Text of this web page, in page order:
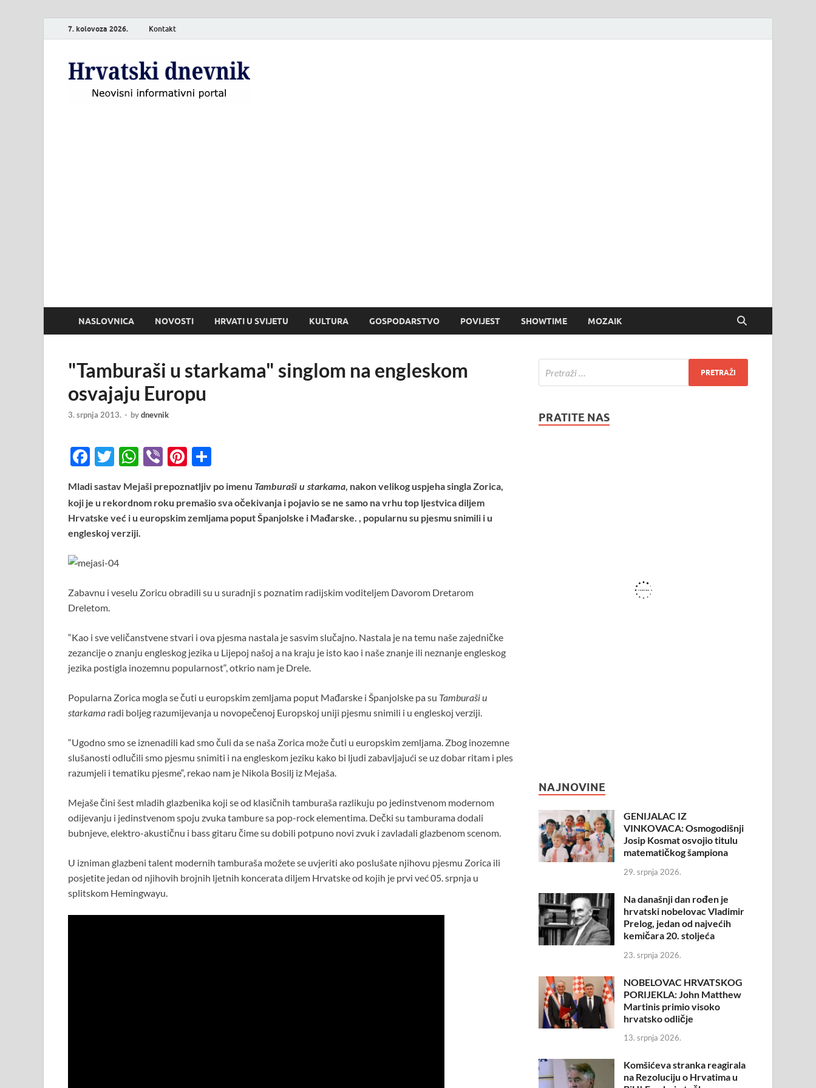
7. kolovoza 2026. Kontakt
NASLOVNICA NOVOSTI HRVATI U SVIJETU KULTURA GOSPODARSTVO POVIJEST SHOWTIME MOZAIK
"Tamburaši u starkama" singlom na engleskom
osvajaju Europu
3. srpnja 2013. - bydnevnik
F
e
b
o
o
k
T
itt
er
W
at
s
A
Vi
er
Pi
er
es
ar
e
Mladi sastav Mejaši prepoznatljiv po imenu Tamburaši u starkama, nakon velikog uspjeha singla Zorica,
koji je u rekordnom roku premašio sva očekivanja i pojavio se ne samo na vrhu top ljestvica diljem
Hrvatske već i u europskim zemljama poput Španjolske i Mađarske. , popularnu su pjesmu snimili i u
engleskoj verziji.
Zabavnu i veselu Zoricu obradili su u suradnji s poznatim radijskim voditeljem Davorom Dretarom
Dreletom.
“Kao i sve veličanstvene stvari i ova pjesma nastala je sasvim slučajno. Nastala je na temu naše zajedničke
zezancije o znanju engleskog jezika u Lijepoj našoj a na kraju je isto kao i naše znanje ili neznanje engleskog
jezika postigla inozemnu popularnost“, otkrio nam je Drele.
Popularna Zorica mogla se čuti u europskim zemljama poput Mađarske i Španjolske pa su Tamburaši u
starkama radi boljeg razumijevanja u novopečenoj Europskoj uniji pjesmu snimili i u engleskoj verziji.
“Ugodno smo se iznenadili kad smo čuli da se naša Zorica može čuti u europskim zemljama. Zbog inozemne
slušanosti odlučili smo pjesmu snimiti i na engleskom jeziku kako bi ljudi zabavljajući se uz dobar ritam i ples
razumjeli i tematiku pjesme“, rekao nam je Nikola Bosilj iz Mejaša.
Mejaše čini šest mladih glazbenika koji se od klasičnih tamburaša razlikuju po jedinstvenom modernom
odijevanju i jedinstvenom spoju zvuka tambure sa pop-rock elementima. Dečki su tamburama dodali
bubnjeve, elektro-akustičnu i bass gitaru čime su dobili potpuno novi zvuk i zavladali glazbenom scenom.
U izniman glazbeni talent modernih tamburaša možete se uvjeriti ako poslušate njihovu pjesmu Zorica ili
posjetite jedan od njihovih brojnih ljetnih koncerata diljem Hrvatske od kojih je prvi već 05. srpnja u
splitskom Hemingwayu.
PRATITE NAS
NAJNOVINE
GENIJALAC IZ
VINKOVACA: Osmogodišnji
Josip Kosmat osvojio titulu
matematičkog šampiona
29. srpnja 2026.
Na današnji dan rođen je
hrvatski nobelovac Vladimir
Prelog, jedan od najvećih
kemičara 20. stoljeća
23. srpnja 2026.
NOBELOVAC HRVATSKOG
PORIJEKLA: John Matthew
Martinis primio visoko
hrvatsko odličje
13. srpnja 2026.
Komšićeva stranka reagirala
na Rezoluciju o Hrvatima u